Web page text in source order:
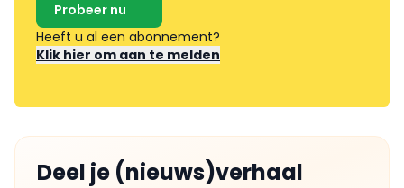
Probeer nu
Heeft u al een abonnement?
Klik hier om aan te melden
Deel je (nieuws)verhaal